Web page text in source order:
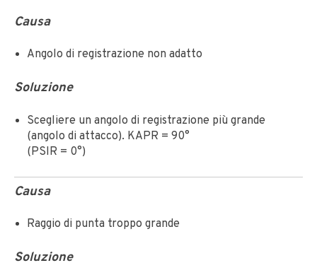
Causa
Angolo di registrazione non adatto
Soluzione
Scegliere un angolo di registrazione più grande
(angolo di attacco). KAPR = 90°
(PSIR = 0°)
Causa
Raggio di punta troppo grande
Soluzione